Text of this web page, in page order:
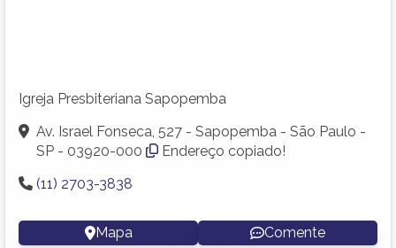
Igreja Presbiteriana Sapopemba
Av. Israel Fonseca, 527 - Sapopemba - São Paulo -
SP - 03920-000
Endereço copiado!
(11) 2703-3838
Mapa Comente